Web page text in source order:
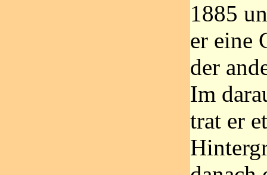
1885
er eine
der
Im
trat er